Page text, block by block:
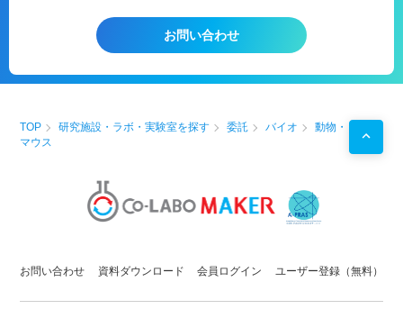
お問い合わせ
TOP 研究施設・ラボ・実験室を探す 委託 バイオ
動物・
マウス
お問い合わせ 資料ダウンロード 会員ログイン ユーザー登録（無料）